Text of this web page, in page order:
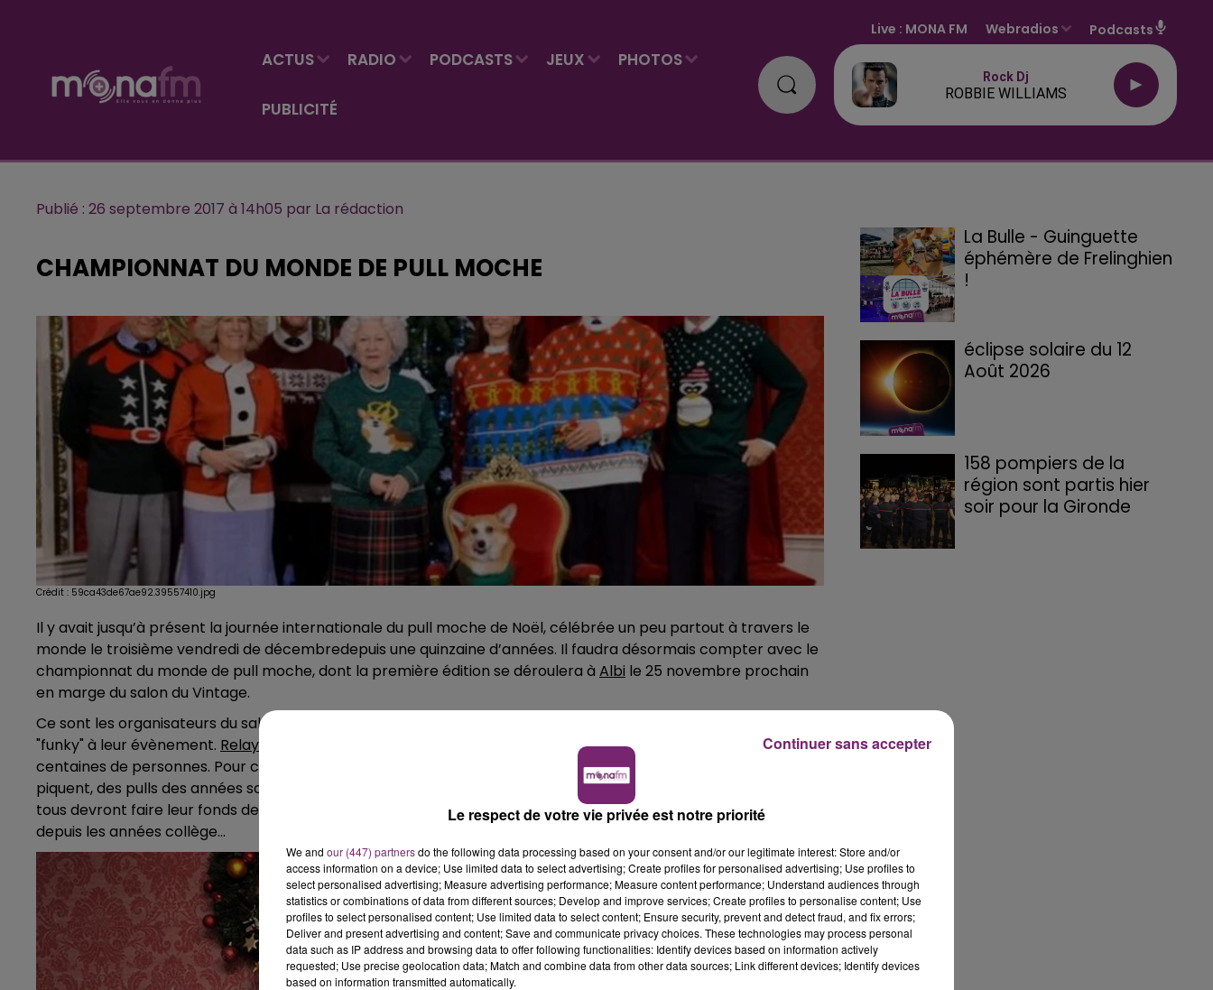
ACTUS RADIO PODCASTS JEUX PHOTOS
PUBLICITÉ
Live : MONA FM Webradios Podcasts
Rock Dj
ROBBIE WILLIAMS
Publié : 26 septembre 2017 à 14h05 par La rédaction
CHAMPIONNAT DU MONDE DE PULL MOCHE
Crédit : 59ca43de67ae92.39557410.jpg
Il y avait jusqu’à présent la journée internationale du pull moche de Noël, célébrée un peu partout à travers le
monde le troisième vendredi de décembredepuis une quinzaine d’années. Il faudra désormais compter avec le
championnat du monde de pull moche, dont la première édition se déroulera à Albi le 25 novembre prochain
en marge du salon du Vintage.
Ce sont les organisateurs du salon qui ont eu cette idée il y a quelques jours, histoire de donner un petit côté
"funky" à leur évènement. Relayé sur leur page Facebook
, l’évènement a séduit en quelques jours plusieurs
centaines de personnes. Pour concourir, les candidats devront porter des pulls de Noël, des cols roulés qui
piquent, des pulls des années soixante, soixante-dix ou quatre-vingt voire des célèbres sweats Waïkiki. Bref,
tous devront faire leur fonds de tiroirs pour y trouver un bon vieux chandail kitsch qu'ils n'ont plus osé porté
depuis les années collège...
La Bulle - Guinguette
éphémère de Frelinghien
!
éclipse solaire du 12
Août 2026
158 pompiers de la
région sont partis hier
soir pour la Gironde
Le respect de votre vie privée est notre priorité
We and our (447) partnersdo the following data processing based on your consent and/or our legitimate interest: Store and/or
access information on a device; Use limited data to select advertising; Create profiles for personalised advertising; Use profiles to
select personalised advertising; Measure advertising performance; Measure content performance; Understand audiences through
statistics or combinations of data from different sources; Develop and improve services; Create profiles to personalise content; Use
profiles to select personalised content; Use limited data to select content; Ensure security, prevent and detect fraud, and fix errors;
Deliver and present advertising and content; Save and communicate privacy choices. These technologies may process personal
data such as IP address and browsing data to offer following functionalities: Identify devices based on information actively
requested; Use precise geolocation data; Match and combine data from other data sources; Link different devices; Identify devices
based on information transmitted automatically.
Continuer sans accepter